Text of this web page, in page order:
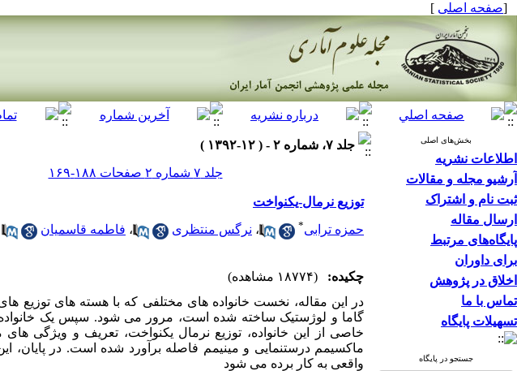
[صفحه اصلی ]
بخش‌های اصلی
اطلاعات نشریه
آرشیو مجله و مقالات
ثبت نام و اشتراک
ارسال مقاله
پایگاه‌های مرتبط
برای داوران
اخلاق در پژوهش
تماس با ما
تسهیلات پایگاه
جستجو در پایگاه
جلد ۷، شماره ۲ - ( ۱۲-۱۳۹۲ )
جلد ۷ شماره ۲ صفحات ۱۸۸-۱۶۹
توزیع نرمال-یکنواخت
حمزه ترابی* ، نرگس منتظری ، فاطمه قاسمیان
چکیده:
(۱۸۷۷۴ مشاهده)
در این مقاله، نخست خانواده های مختلفی که با هسته های توزیع های
گاما و لوژستیک ساخته شده است، مرور می شود. سپس یک خانواده
خاصی از این خانواده، توزیع نرمال یکنواخت، تعریف و ویژگی
ماکسیمم درستنمایی و مینیمم فاصله برآورد شده است. در پایان،
واقعی به کار برده می شود